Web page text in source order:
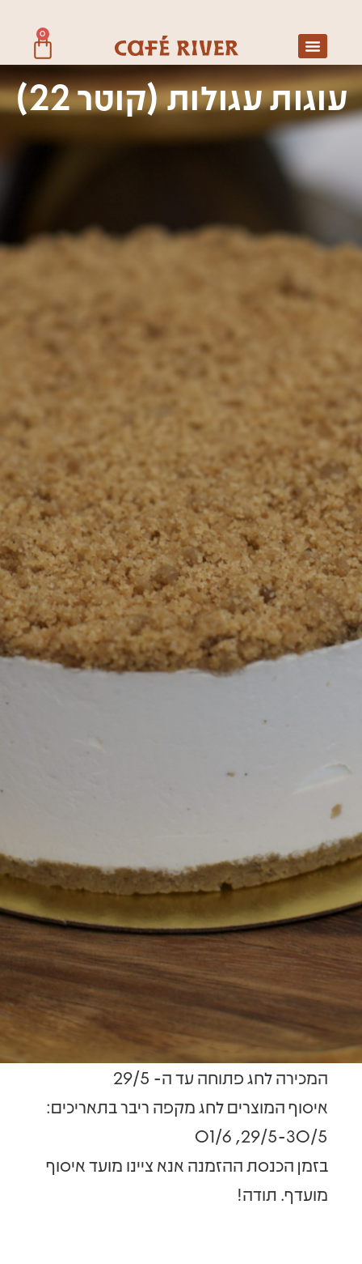
0
עוגות עגולות (קוטר 22)
המכירה לחג פתוחה עד ה- 29/5
איסוף המוצרים לחג מקפה ריבר בתאריכים:
29/5-30/5, 01/6
בזמן הכנסת ההזמנה אנא ציינו מועד איסוף
מועדף. תודה!